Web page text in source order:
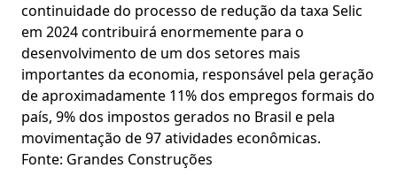
continuidade do processo de redução da taxa Selic
em 2024 contribuirá enormemente para o
desenvolvimento de um dos setores mais
importantes da economia, responsável pela geração
de aproximadamente 11% dos empregos formais do
país, 9% dos impostos gerados no Brasil e pela
movimentação de 97 atividades econômicas.
Fonte: Grandes Construções